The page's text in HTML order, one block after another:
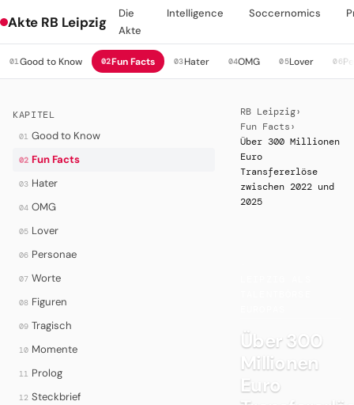
Akte RB Leipzig
Die
Akte
Intelligence Soccernomics
01Good to Know 02Fun Facts 03Hater 04OMG 05Lover 06
KAPITEL
01 Good to Know
02 Fun Facts
03 Hater
04 OMG
05 Lover
06 Personae
07 Worte
08 Figuren
09 Tragisch
10 Momente
11 Prolog
12 Steckbrief
RB Leipzig›
Fun Facts ›
Über 300 Millionen
Euro
Transfererlöse
zwischen 2022 und
2025
Über 300
Millionen
Euro